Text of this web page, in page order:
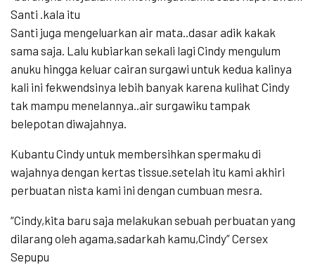
Santi .kala itu
Santi juga mengeluarkan air mata..dasar adik kakak
sama saja. Lalu kubiarkan sekali lagi Cindy mengulum
anuku hingga keluar cairan surgawi untuk kedua kalinya
kali ini fekwendsinya lebih banyak karena kulihat Cindy
tak mampu menelannya..air surgawiku tampak
belepotan diwajahnya.
Kubantu Cindy untuk membersihkan spermaku di
wajahnya dengan kertas tissue.setelah itu kami akhiri
perbuatan nista kami ini dengan cumbuan mesra.
“Cindy,kita baru saja melakukan sebuah perbuatan yang
dilarang oleh agama,sadarkah kamu,Cindy” Cersex
Sepupu